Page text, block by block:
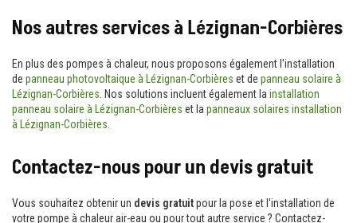
Nos autres services à Lézignan-Corbières
En plus des pompes à chaleur, nous proposons également l'installation
de panneau photovoltaique à Lézignan-Corbières et de panneau solaire à
Lézignan-Corbières . Nos solutions incluent également la installation
panneau solaire à Lézignan-Corbières et la panneaux solaires installation
à Lézignan-Corbières
Contactez-nous pour un devis gratuit
Vous souhaitez obtenir un devis gratuitpour la pose et l'installation de
votre pompe à chaleur air-eau ou pour tout autre service ? Contactez-